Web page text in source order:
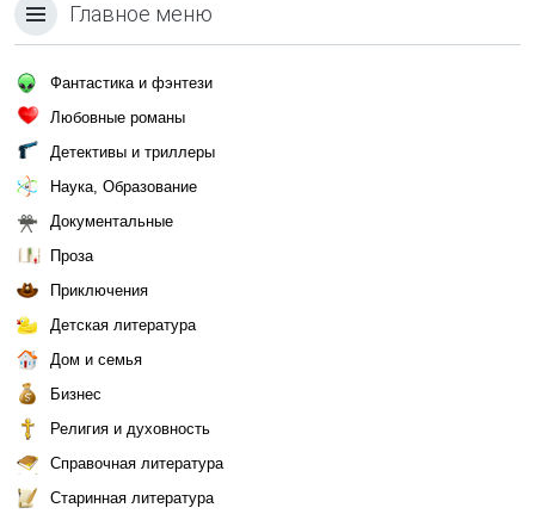
Главное меню
Фантастика и фэнтези
Любовные романы
Детективы и триллеры
Наука, Образование
Документальные
Проза
Приключения
Детская литература
Дом и семья
Бизнес
Религия и духовность
Справочная литература
Старинная литература